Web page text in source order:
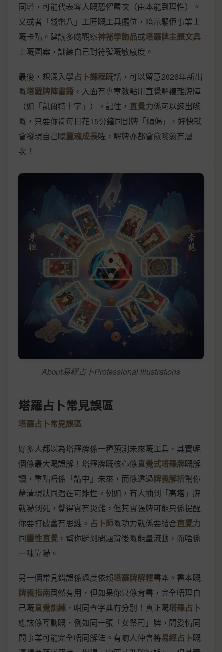
同塔，可能代表客人嘅恐懼層次（由本能到理性）。
又或者「錢幣八」工匠嘅工具擺位，暗示緊佢事業上
嘅卡點。建議多啲觀察神祕學飾品或塔羅牌主題文具
上嘅圖案，訓練自己對符號嘅敏感度。
最後，想深入學占卜課程嘅話，可以留意2026年新出
嘅塔羅牌陣書籍 ，入面有專章教點用直覺解複雜牌陣
（如「凱爾特十字」）。記住， 直覺力係可以練出嚟
嘅，只要你肯每日花15分鐘同副牌「傾偈」，好快就
會發現自己嘅靈魂成長咗，解牌亦都會愈嚟愈有層
次！
About易經占卜Professional illustrations
塔羅占卜常見誤區
塔羅占卜常見誤區
好多人都以為塔羅牌係一種預測未來嘅工具，其實呢
個係最大嘅誤解！塔羅牌嘅核心係直覺式塔羅牌嘅解
讀，重點唔係「講中」未來，而係透過牌義解析幫你
釐清現狀同潛在可能性。例如，有人抽到「高塔」牌
就嚇到死，覺得實有災難，但其實張牌可能只係提醒
你要打破舊有思維。 占卜師嘅功力就係要結合直覺力
同靈性直覺 ，幫你睇到問題背後嘅能量流動，而唔係
一味靠嚇。
另一個常見錯誤係過度依賴塔羅牌解釋書本。書本嘅
牌義指南固然有用，但如果你只係背書，完全唔理自
己嘅直覺訓練 ，咁同查字典冇分別！真正嘅塔羅占卜
應該係互動嘅，例如同一張「女祭司」牌，問愛情同
問事業可能完全唔同解法。有啲人仲會將易經占卜嘅